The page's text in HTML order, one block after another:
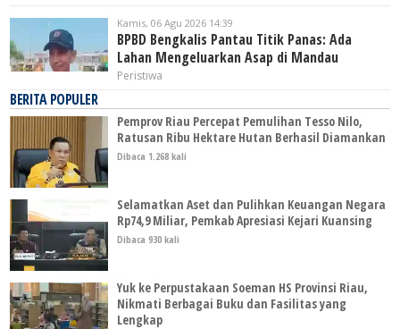
Kamis, 06 Agu 2026 14:39
BPBD Bengkalis Pantau Titik Panas: Ada
Lahan Mengeluarkan Asap di Mandau
Peristiwa
BERITA POPULER
Pemprov Riau Percepat Pemulihan Tesso Nilo,
Ratusan Ribu Hektare Hutan Berhasil Diamankan
Dibaca 1.268 kali
Selamatkan Aset dan Pulihkan Keuangan Negara
Rp74,9 Miliar, Pemkab Apresiasi Kejari Kuansing
Dibaca 930 kali
Yuk ke Perpustakaan Soeman HS Provinsi Riau,
Nikmati Berbagai Buku dan Fasilitas yang
Lengkap